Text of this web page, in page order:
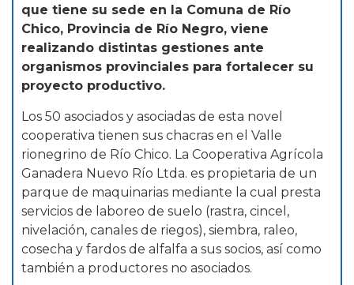
que tiene su sede en la Comuna de Río
Chico, Provincia de Río Negro, viene
realizando distintas gestiones ante
organismos provinciales para fortalecer su
proyecto productivo.
Los 50 asociados y asociadas de esta novel
cooperativa tienen sus chacras en el Valle
rionegrino de Río Chico. La Cooperativa Agrícola
Ganadera Nuevo Río Ltda. es propietaria de un
parque de maquinarias mediante la cual presta
servicios de laboreo de suelo (rastra, cincel,
nivelación, canales de riegos), siembra, raleo,
cosecha y fardos de alfalfa a sus socios, así como
también a productores no asociados.